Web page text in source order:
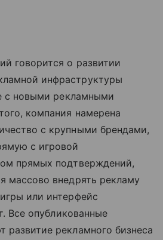
говорится о развитии
инфраструктуры
с новыми рекламными
компания намерена
с крупными брендами,
с игровой
прямых подтверждений,
массово внедрять рекламу
или интерфейс
Все опубликованные
развитие рекламного бизнеса